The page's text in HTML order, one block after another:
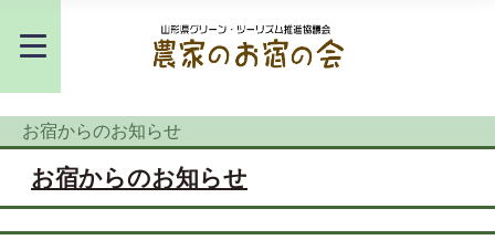
お宿からのお知らせ
お宿からのお知らせ